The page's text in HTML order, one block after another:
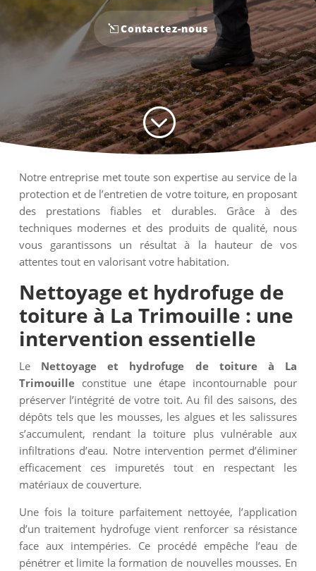
Contactez-nous
;
Notre entreprise met toute son expertise au service de la
protection et de l’entretien de votre toiture, en proposant
des prestations fiables et durables. Grâce à des
techniques modernes et des produits de qualité, nous
vous garantissons un résultat à la hauteur de vos
attentes tout en valorisant votre habitation.
Nettoyage et hydrofuge de
toiture à La Trimouille : une
intervention essentielle
Le Nettoyage et hydrofuge de toiture à La
Trimouilleconstitue une étape incontournable pour
préserver l’intégrité de votre toit. Au fil des saisons, des
dépôts tels que les mousses, les algues et les salissures
s’accumulent, rendant la toiture plus vulnérable aux
infiltrations d’eau. Notre intervention permet d’éliminer
efficacement ces impuretés tout en respectant les
matériaux de couverture.
Une fois la toiture parfaitement nettoyée, l’application
d’un traitement hydrofuge vient renforcer sa résistance
face aux intempéries. Ce procédé empêche l’eau de
pénétrer et limite la formation de nouvelles mousses. En